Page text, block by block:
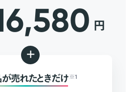
円
+
売れたときだけ ※1